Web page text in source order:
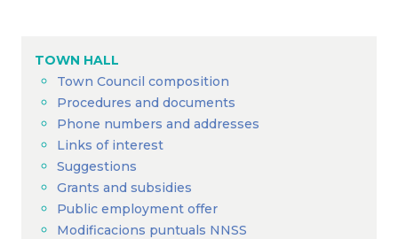
TOWN HALL
Town Council composition
Procedures and documents
Phone numbers and addresses
Links of interest
Suggestions
Grants and subsidies
Public employment offer
Modificacions puntuals NNSS